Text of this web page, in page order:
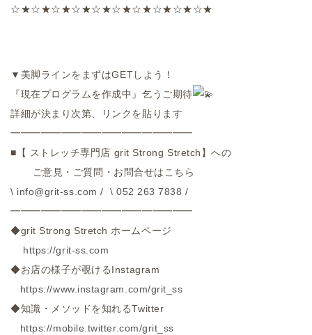
☆★☆★☆★☆★☆★☆★☆★☆★☆★☆★
▼ 美脚ラインをまずはGET しよう！
『現在プログラムを作成中』乞うご期待
詳細が決まり次第、リンクを貼ります
━━━━━━━━━━━━━━━━━━
■ 【 ストレッチ専門店 grit Strong Stretch 】への
ご意見・ご質問・お問合せはこちら
\ info@grit-ss.com / \ 052 263 7838 /
━━━━━━━━━━━━━━━━━━
◆grit Strong Stretchホームページ
https://grit-ss.com
◆お店の様子が覗ける Instagram
https://www.instagram.com/grit_ss
◆知識・メソッドを知れるTwitter
https://mobile.twitter.com/grit_ss